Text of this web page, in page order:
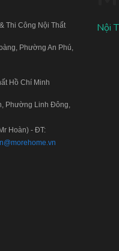
Thi Công Nội Thất
Phường An Phú,
Hồ Chí Minh
Phường Linh Đông,
Hoàn) - ĐT:
Nội